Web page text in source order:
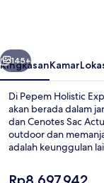
Retreat
Near
Tulum
Berikutnya
145+
RingkasanKamar
Di Pepem Holistic
akan berada dalam
dan Cenotes Sac
outdoor dan
adalah keunggulan
Harga